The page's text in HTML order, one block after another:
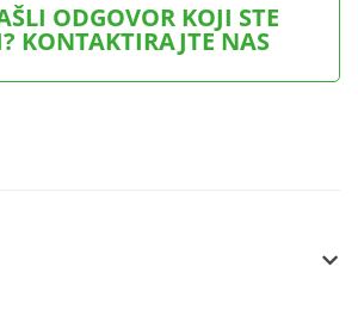
ODGOVOR KOJI STE
KONTAKTIRAJTE NAS